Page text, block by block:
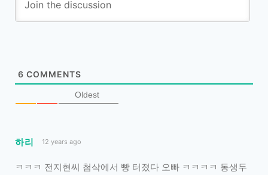
6 COMMENTS
Oldest
하리 12 years ago
ㅋㅋㅋ 전지현씨 첨삭에서 빵 터졌다 오빠 ㅋㅋㅋㅋ 동생두